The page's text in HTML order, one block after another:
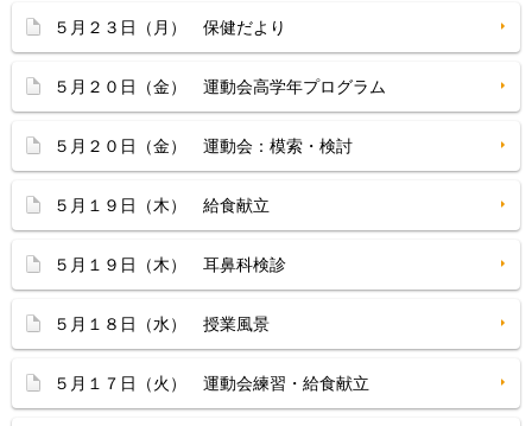
５月２３日（月） 保健だより
５月２０日（金） 運動会高学年プログラム
５月２０日（金） 運動会：模索・検討
５月１９日（木） 給食献立
５月１９日（木） 耳鼻科検診
５月１８日（水） 授業風景
５月１７日（火） 運動会練習・給食献立